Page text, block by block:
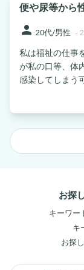
便や尿等から
person 20代/男性 -
私は福祉の仕事
が私の口等、体
感染してしまう
お探
キーワー
キ
お探